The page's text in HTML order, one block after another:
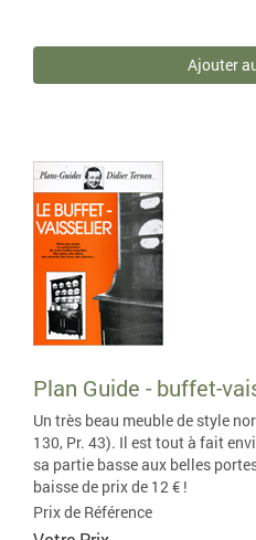
Ajouter
Plan Guide - buffet-
Un très beau meuble de style
130, Pr. 43). Il est tout à fait
sa partie basse aux belles
baisse de prix de 12 € !
Prix de Référence